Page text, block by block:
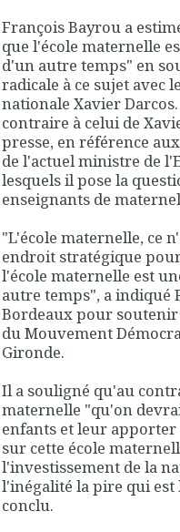
François Bayrou a
que l'école maternelle
d'un autre temps" en
radicale à ce sujet avec
nationale Xavier
contraire à celui de
presse, en référence
de l'actuel ministre de
lesquels il pose la
enseignants de
"L'école maternelle, ce
endroit stratégique
l'école maternelle est
autre temps", a indiqué
Bordeaux pour soutenir
du Mouvement
Gironde.
Il a souligné qu'au
maternelle "qu'on
enfants et leur apporter
sur cette école
l'investissement de la
l'inégalité la pire qui
conclu.